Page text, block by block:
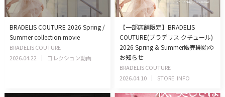
BRADELIS COUTURE 2026 Spring /
Summer collection movie
BRADELIS COUTURE
2026.04.22
コレクション動画
【一部店舗限定】BRADELIS
COUTURE(ブラデリス クチュール)
2026 Spring & Summer販売開始の
お知らせ
BRADELIS COUTURE
2026.04.10
STORE INFO